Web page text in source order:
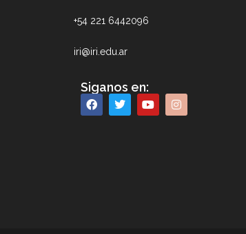
+54 221 6442096
iri@iri.edu.ar
Siganos en: